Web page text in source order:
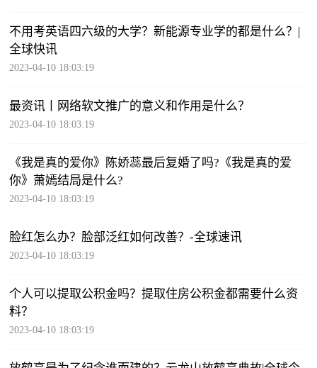
不用考英语四六级的大学？新能源专业学的都是什么？|
全球快讯
2023-04-10 18:03:19
最资讯丨网络软文推广的意义和作用是什么？
2023-04-10 18:03:19
《我是真的爱你》陈娇蕊最后复婚了吗?《我是真的爱
你》萧嫣结局是什么?
2023-04-10 18:03:19
脸红怎么办？脸部泛红如何改善？-全球速讯
2023-04-10 18:03:19
个人可以提取公积金吗？提取住房公积金都需要什么资
料？
2023-04-10 18:03:19